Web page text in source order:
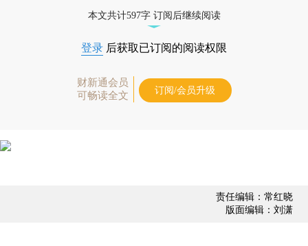
本文共计597字 订阅后继续阅读
登录 后获取已订阅的阅读权限
财新通会员
可畅读全文
订阅/会员升级
责任编辑：常红晓
版面编辑：刘潇